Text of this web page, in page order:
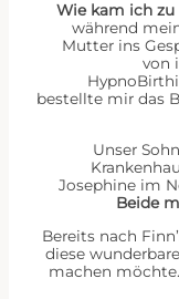
Wie kam ich
während
Mutter ins
von
bestellte mir das
Unser
Josephine im
Beide
Bereits nach
diese
machen